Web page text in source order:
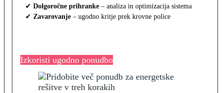
✔ Dolgoročne prihranke – analiza in optimizacija sistema
✔ Zavarovanje – ugodno kritje prek krovne police
Izkoristi ugodno ponudbo